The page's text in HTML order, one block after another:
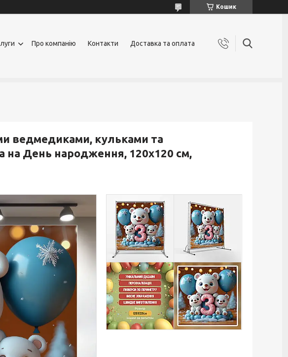
Кошик
Про компанію Контакти Доставка та оплата
ведмедиками, кульками та
на День народження, 120x120 см,